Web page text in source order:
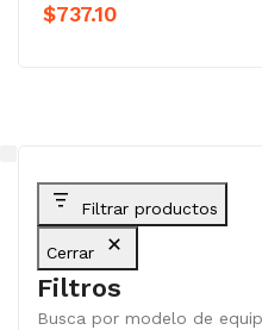
$737.10
Filtrar productos
Cerrar
Filtros
Busca por modelo de